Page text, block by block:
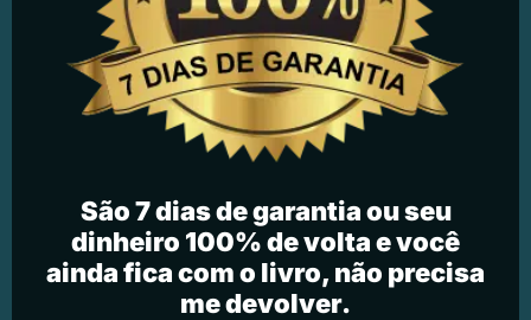
São 7 dias de garantia ou seu
dinheiro 100% de volta e você
ainda fica com o livro, não precisa
me devolver.